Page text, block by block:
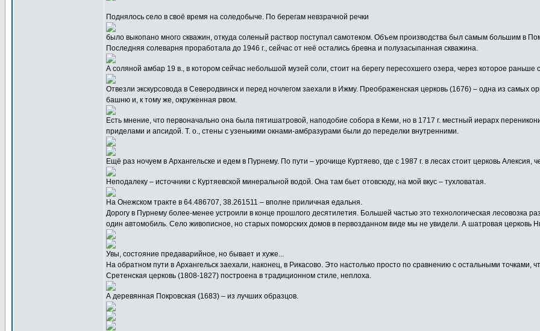
Поднялось село в своё время на соледобыче. По берегам невзрачной речки
было выкопано много скважин, откуда соленый раствор поступал самотеком. Объем производства был самым большим в
Последняя солеварня проработала до 1946 г., сейчас от неё остались бревна и полузасыпанная скважина.
А соляной амбар 19 в., в котором сейчас небольшой музей соли, стоит на берегу пересохшего озера, через которое
Отвезли экскурсовода в Северодвинск и перед ночлегом заехали в Ижму. Преображенская церковь (1676) – одна из самых
башню и, к тому же, окруженная рвом.
Есть мнение, что первоначально она была пятишатровой, наподобие собора в Кеми, но в 1717 г. местный иерарх
приделами и апсидой. Т. о., стены с узенькими окнами-амбразурами были до переделки внутренними.
Ещё раз ночуем в Архангельске и едем в Пурнему. По пути – урочище Куртяево, где с 1987 г. в лесах стоит церковь Алексия,
Неподалеку – источники с Куртяевской минеральной водой. Она там бьет отовсюду, на мой вкус – тухловатая.
На Онежском тракте в 64.486707, 38.261511 – вполне приличная едальня.
Дорогу в Пурнему более-менее устроили в конце прошлого десятилетия. Большей частью это технологическая лесовозка
один автомобиль. Село живописное, но старых поморских домов в первозданном виде мы не увидели. А шатровая церковь
Увы, состояние предаварийное, но бывает и хуже...
На обратном пути в Архангельск заехали, наконец, в Рикасово. Это настолько просто по сравнению с остальными точками,
Сретенская церковь (1808-1827) построена в традиционном стиле, неплоха.
А деревянная Покровская (1683) – из лучших образцов.